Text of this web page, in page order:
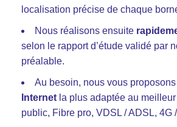
localisation précise de chaque
Nous réalisons ensuite
selon le rapport d’étude validé par
préalable.
Au besoin, nous vous proposons
Internet la plus adaptée au
public, Fibre pro, VDSL / ADSL, 4G